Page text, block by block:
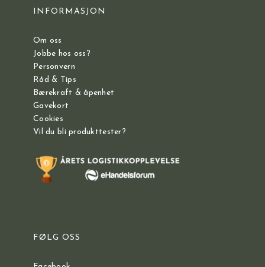
INFORMASJON
Om oss
Jobbe hos oss?
Personvern
Råd & Tips
Bærekraft & åpenhet
Gavekort
Cookies
Vil du bli produkttester?
FØLG OSS